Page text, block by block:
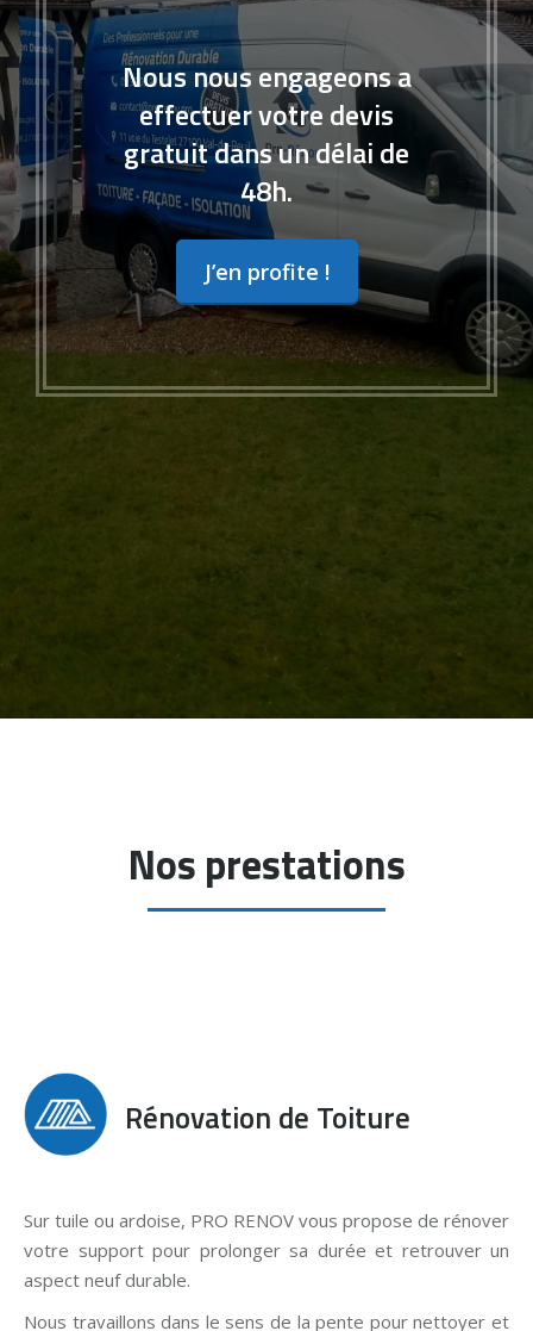
Nous nous engageons a
effectuer votre devis
gratuit dans un délai de
48h.
J’en profite !
Nos prestations
Rénovation de Toiture
Sur tuile ou ardoise, PRO RENOV vous propose de rénover
votre support pour prolonger sa durée et retrouver un
aspect neuf durable.
Nous travaillons dans le sens de la pente pour nettoyer et